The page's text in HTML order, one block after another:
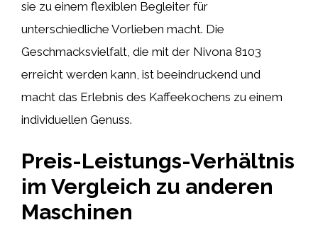
sie zu einem flexiblen Begleiter für
unterschiedliche Vorlieben macht. Die
Geschmacksvielfalt, die mit der Nivona 8103
erreicht werden kann, ist beeindruckend und
macht das Erlebnis des Kaffeekochens zu einem
individuellen Genuss.
Preis-Leistungs-Verhältnis
im Vergleich zu anderen
Maschinen